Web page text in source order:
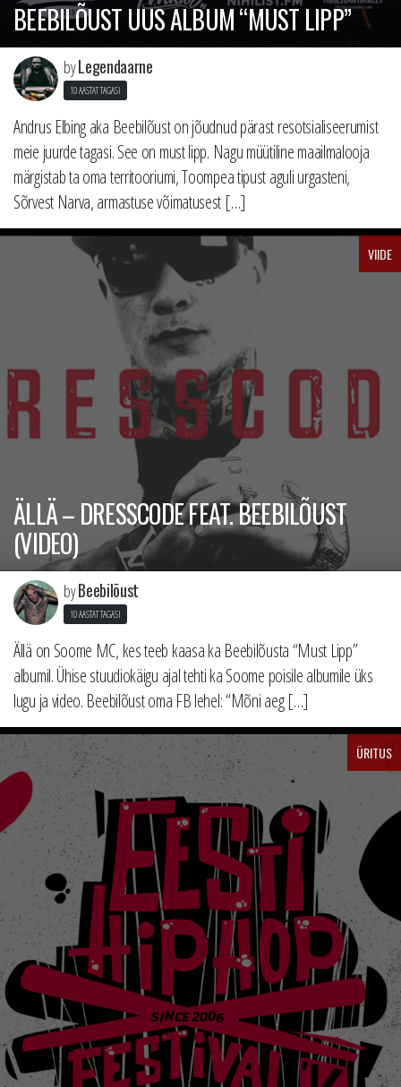
BEEBILÕUST UUS ALBUM “MUST LIPP”
byLegendaarne
10 AASTAT TAGASI
Andrus Elbing aka Beebilõust on jõudnud pärast resotsialiseerumist
meie juurde tagasi. See on must lipp. Nagu müütiline maailmalooja
märgistab ta oma territooriumi, Toompea tipust aguli urgasteni,
Sõrvest Narva, armastuse võimatusest […]
VIIDE
ÄLLÄ – DRESSCODE FEAT. BEEBILÕUST
(VIDEO)
byBeebilõust
10 AASTAT TAGASI
Ällä on Soome MC, kes teeb kaasa ka Beebilõusta “Must Lipp”
albumil. Ühise stuudiokäigu ajal tehti ka Soome poisile albumile üks
lugu ja video. Beebilõust oma FB lehel: “Mõni aeg […]
ÜRITUS